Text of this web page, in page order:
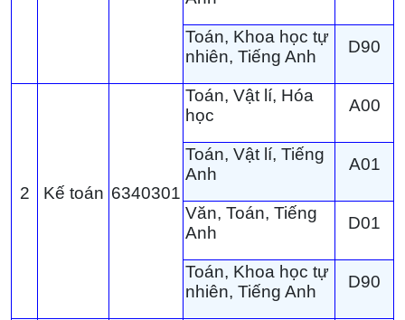
Toán, Khoa học tự
nhiên, Tiếng Anh
D90
2 Kế toán 6340301
Toán, Vật lí, Hóa
học
A00
Toán, Vật lí, Tiếng
Anh
A01
Văn, Toán, Tiếng
Anh
D01
Toán, Khoa học tự
nhiên, Tiếng Anh
D90